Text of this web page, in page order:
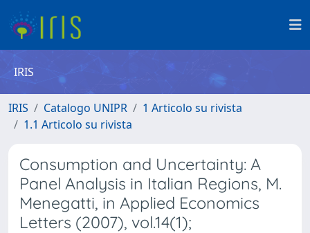
IRIS
IRIS Catalogo UNIPR
1 Articolo su rivista
1.1 Articolo su rivista
Consumption and Uncertainty: A
Panel Analysis in Italian Regions, M.
Menegatti, in Applied Economics
Letters (2007), vol.14(1);